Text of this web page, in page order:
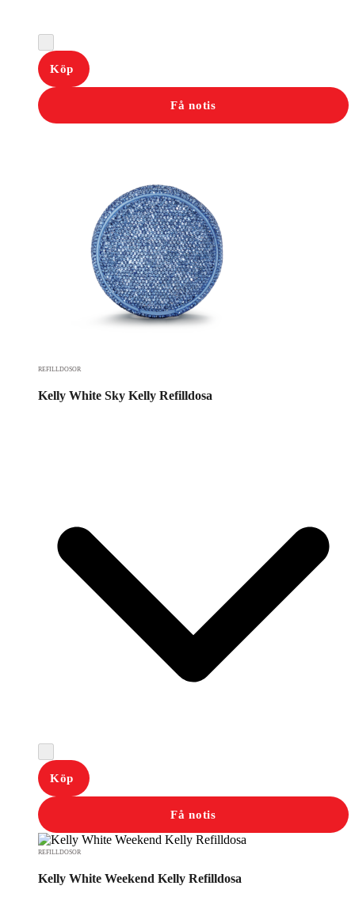
Köp
Få notis
REFILLDOSOR
Kelly White Sky Kelly Refilldosa
Köp
Få notis
REFILLDOSOR
Kelly White Weekend Kelly Refilldosa